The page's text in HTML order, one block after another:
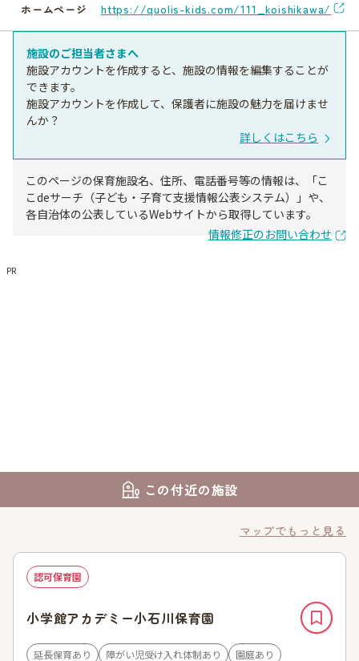
ホームページ https://quolis-kids.com/111_koishikawa/
施設のご担当者さまへ
施設アカウントを作成すると、施設の情報を編集することが
できます。
施設アカウントを作成して、保護者に施設の魅力を届けませ
んか？
詳しくはこちら
このページの保育施設名、住所、電話番号等の情報は、「こ
こdeサーチ（子ども・子育て支援情報公表システム）」や、
各自治体の公表しているWebサイトから取得しています。
情報修正のお問い合わせ
PR
この付近の施設
マップでもっと見る
認可保育園
小学館アカデミー小石川保育園
延長保育あり 障がい児受け入れ体制あり 園庭あり